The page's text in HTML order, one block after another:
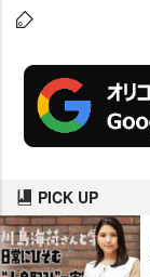
PICK UP